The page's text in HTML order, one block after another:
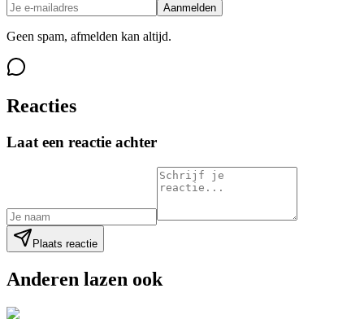
Aanmelden
Geen spam, afmelden kan altijd.
Reacties
Laat een reactie achter
Plaats reactie
Anderen lazen ook